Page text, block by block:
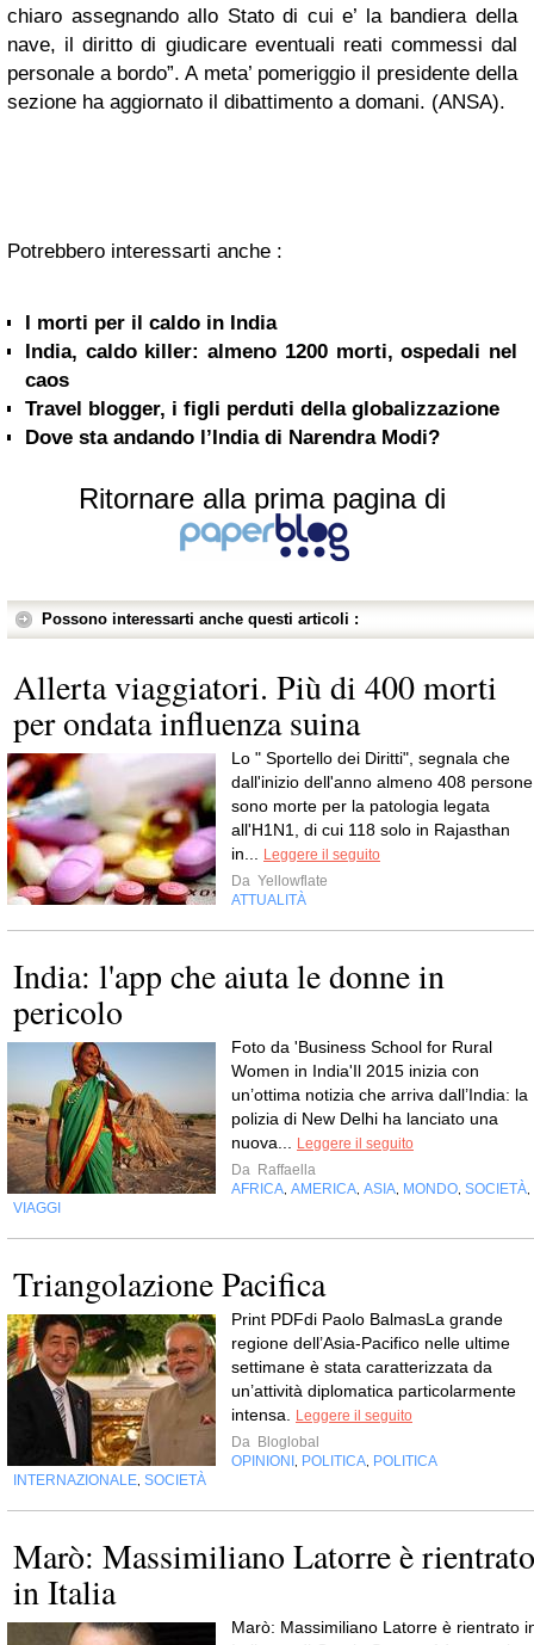
chiaro assegnando allo Stato di cui e’ la bandiera della
nave, il diritto di giudicare eventuali reati commessi dal
personale a bordo”. A meta’ pomeriggio il presidente della
sezione ha aggiornato il dibattimento a domani. (ANSA).
Potrebbero interessarti anche :
I morti per il caldo in India
India, caldo killer: almeno 1200 morti, ospedali nel
caos
Travel blogger, i figli perduti della globalizzazione
Dove sta andando l’India di Narendra Modi?
Ritornare alla prima pagina di
Possono interessarti anche questi articoli :
Allerta viaggiatori. Più di 400 morti
per ondata influenza suina
Lo " Sportello dei Diritti", segnala che
dall'inizio dell'anno almeno 408 persone
sono morte per la patologia legata
all'H1N1, di cui 118 solo in Rajasthan
in...
Leggere il seguito
Da Yellowflate
ATTUALITÀ
India: l'app che aiuta le donne in
pericolo
Foto da 'Business School for Rural
Women in India'Il 2015 inizia con
un’ottima notizia che arriva dall’India: la
polizia di New Delhi ha lanciato una
nuova...
Leggere il seguito
Da Raffaella
AFRICA AMERICA ASIA MONDO SOCIETÀ
VIAGGI
Triangolazione Pacifica
Print PDFdi Paolo BalmasLa grande
regione dell’Asia-Pacifico nelle ultime
settimane è stata caratterizzata da
un’attività diplomatica particolarmente
intensa.
Leggere il seguito
Da Bloglobal
OPINIONI
POLITICA POLITICA
INTERNAZIONALE SOCIETÀ
Marò: Massimiliano Latorre è rientrato
in Italia
Marò: Massimiliano Latorre è rientrato